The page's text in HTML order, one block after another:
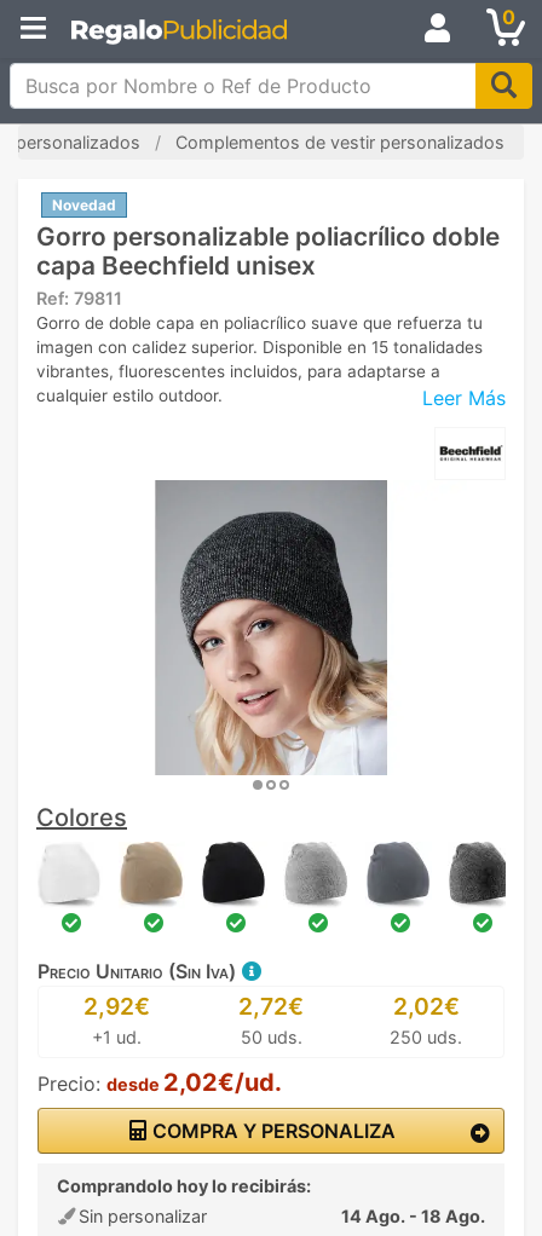
0
Busca por Nombre o Ref de Producto
personalizados Complementos de vestir personalizados
Novedad
Gorro personalizable poliacrílico doble
capa Beechfield unisex
Ref: 79811
Leer Más
Gorro de doble capa en poliacrílico suave que refuerza tu
imagen con calidez superior. Disponible en 15 tonalidades
vibrantes, fluorescentes incluidos, para adaptarse a
cualquier estilo outdoor.
Colores
Precio Unitario (Sin Iva)
2,92€
+1 ud.
2,72€
50 uds.
2,02€
250 uds.
Precio: desde 2,02€/ud.
COMPRA Y PERSONALIZA
Comprandolo hoy lo recibirás:
Sin personalizar
14 Ago. - 18 Ago.